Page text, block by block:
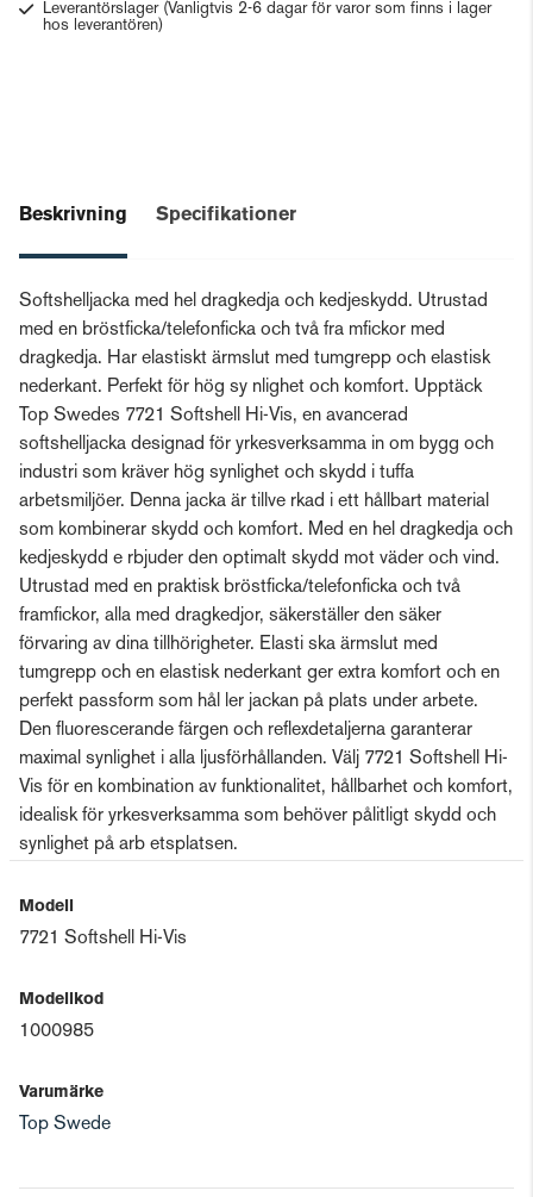
Leverantörslager (Vanligtvis 2-6 dagar för varor som finns i lager
hos leverantören)
Beskrivning Specifikationer
Softshelljacka med hel dragkedja och kedjeskydd. Utrustad
med en bröstficka/telefonficka och två fra mfickor med
dragkedja. Har elastiskt ärmslut med tumgrepp och elastisk
nederkant. Perfekt för hög sy nlighet och komfort. Upptäck
Top Swedes 7721 Softshell Hi-Vis, en avancerad
softshelljacka designad för yrkesverksamma in om bygg och
industri som kräver hög synlighet och skydd i tuffa
arbetsmiljöer. Denna jacka är tillve rkad i ett hållbart material
som kombinerar skydd och komfort. Med en hel dragkedja och
kedjeskydd e rbjuder den optimalt skydd mot väder och vind.
Utrustad med en praktisk bröstficka/telefonficka och två
framfickor, alla med dragkedjor, säkerställer den säker
förvaring av dina tillhörigheter. Elasti ska ärmslut med
tumgrepp och en elastisk nederkant ger extra komfort och en
perfekt passform som hål ler jackan på plats under arbete.
Den fluorescerande färgen och reflexdetaljerna garanterar
maximal synlighet i alla ljusförhållanden. Välj 7721 Softshell Hi-
Vis för en kombination av funktionalitet, hållbarhet och komfort,
idealisk för yrkesverksamma som behöver pålitligt skydd och
synlighet på arb etsplatsen.
Modell
7721 Softshell Hi-Vis
Modellkod
1000985
Varumärke
Top Swede